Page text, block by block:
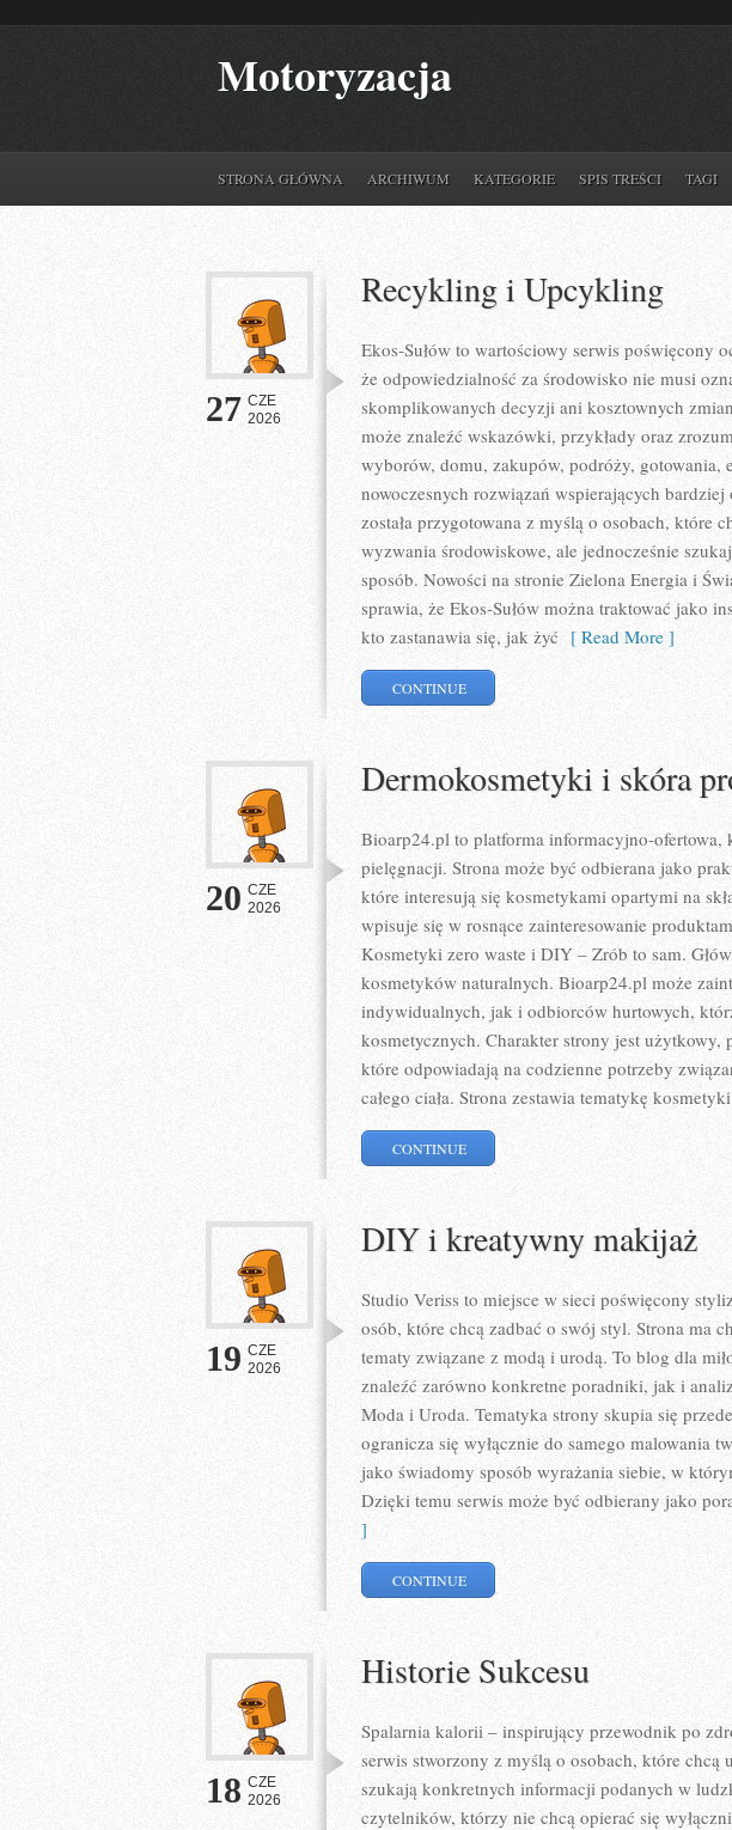
Motoryzacja
STRONA GŁÓWNA ARCHIWUM KATEGORIE SPIS TREŚCI TAGI
27 CZE
2026
Recykling i Upcykling
Ekos-Sułów to wartościowy serwis poświęcony
że odpowiedzialność za środowisko nie musi
skomplikowanych decyzji ani kosztownych
może znaleźć wskazówki, przykłady oraz
wyborów, domu, zakupów, podróży,
nowoczesnych rozwiązań wspierających
została przygotowana z myślą o osobach, które
wyzwania środowiskowe, ale jednocześnie
sposób. Nowości na stronie Zielona Energia i
sprawia, że Ekos-Sułów można traktować jako
kto zastanawia się, jak żyć [ Read More ]
CONTINUE
20 CZE
2026
Dermokosmetyki i skóra
Bioarp24.pl to platforma informacyjno-ofertowa,
pielęgnacji. Strona może być odbierana jako
które interesują się kosmetykami opartymi na
wpisuje się w rosnące zainteresowanie
Kosmetyki zero waste i DIY – Zrób to sam.
kosmetyków naturalnych. Bioarp24.pl może
indywidualnych, jak i odbiorców hurtowych,
kosmetycznych. Charakter strony jest użytkowy,
które odpowiadają na codzienne potrzeby
całego ciała. Strona zestawia tematykę
CONTINUE
19 CZE
2026
DIY i kreatywny makijaż
Studio Veriss to miejsce w sieci poświęcony
osób, które chcą zadbać o swój styl. Strona ma
tematy związane z modą i urodą. To blog dla
znaleźć zarówno konkretne poradniki, jak i
Moda i Uroda. Tematyka strony skupia się
ogranicza się wyłącznie do samego malowania
jako świadomy sposób wyrażania siebie, w
Dzięki temu serwis może być odbierany jako
]
CONTINUE
18 CZE
2026
Historie Sukcesu
Spalarnia kalorii – inspirujący przewodnik po
serwis stworzony z myślą o osobach, które
szukają konkretnych informacji podanych w
czytelników, którzy nie chcą opierać się